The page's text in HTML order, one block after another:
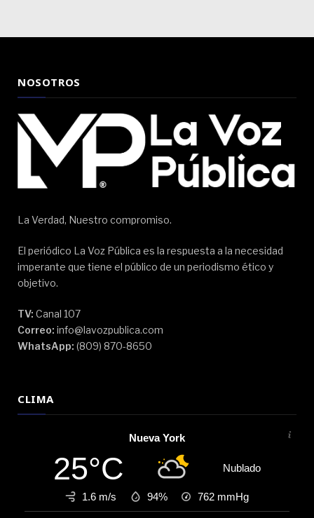
NOSOTROS
La Verdad, Nuestro compromiso.
El periódico La Voz Pública es la respuesta a la necesidad
imperante que tiene el público de un periodismo ético y
objetivo.
TV: Canal 107
Correo: info@lavozpublica.com
WhatsApp: (809) 870-8650
CLIMA
Nueva York
25°C Nublado
1.6 m/s 94% 762 mmHg